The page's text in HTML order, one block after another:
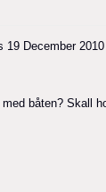
19 December
båten? Skall